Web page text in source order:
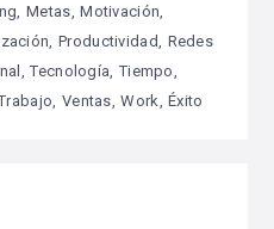
Metas Motivación
Productividad Redes
Tecnología Tiempo
Ventas Work Éxito